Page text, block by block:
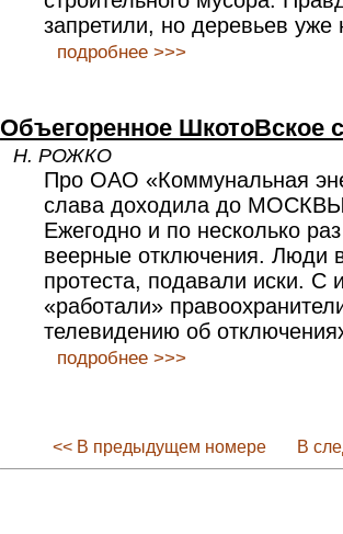
запретили, но деревьев
подробнее >>>
Объегоренное ШкотоВское
Н. РОЖКО
Про ОАО «Коммунальная
слава доходила до
Ежегодно и по несколько
веерные отключения. Люди
протеста, подавали иски. С
«работали»
телевидению об
подробнее >>>
<< В предыдущем номере В